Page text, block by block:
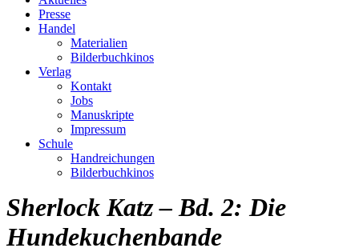
Presse
Handel
Materialien
Bilderbuchkinos
Verlag
Kontakt
Jobs
Manuskripte
Impressum
Schule
Handreichungen
Bilderbuchkinos
Sherlock Katz – Bd. 2: Die
Hundekuchenbande